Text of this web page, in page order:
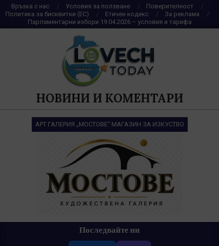
Skip
to
content
Връзка с нас Условия за ползване
Поверителност
Политика за бисквитки (ЕС)
Етичен кодекс
За реклама
Парламентарни избори 19.04.2026 – условия и тарифа
НОВИНИ И КОМЕНТАРИ
АРТ ГАЛЕРИЯ „МОСТОВЕ“ МАГАЗИН ЗА ИЗКУСТВО
Последвайте ни